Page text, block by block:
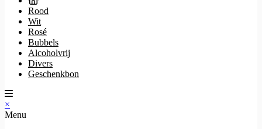
Rood
Wit
Rosé
Bubbels
Alcoholvrij
Divers
Geschenkbon
×
Menu